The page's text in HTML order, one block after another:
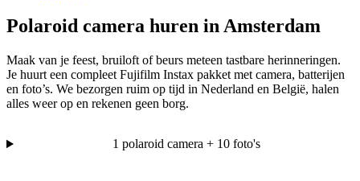
Polaroid camera huren in Amsterdam
Maak van je feest, bruiloft of beurs meteen tastbare herinneringen.
Je huurt een compleet Fujifilm Instax pakket met camera, batterijen
en foto’s. We bezorgen ruim op tijd in Nederland en België, halen
alles weer op en rekenen geen borg.
1 polaroid camera + 10 foto's